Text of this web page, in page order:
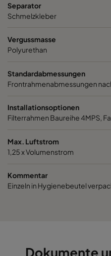
Separator
Schmelzkleber
Vergussmasse
Polyurethan
Standardabmessungen
Frontrahmenabmessungen
Installationsoptionen
Filterrahmen Baureihe 4MPS,
Max. Luftstrom
1,25 x Volumenstrom
Kommentar
Einzeln in Hygienebeutel
Dokumente